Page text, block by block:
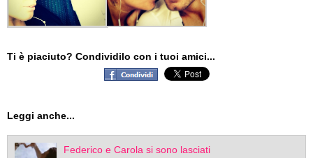
Ti è piaciuto? Condividilo con i tuoi amici...
Leggi anche...
Federico e Carola si sono lasciati